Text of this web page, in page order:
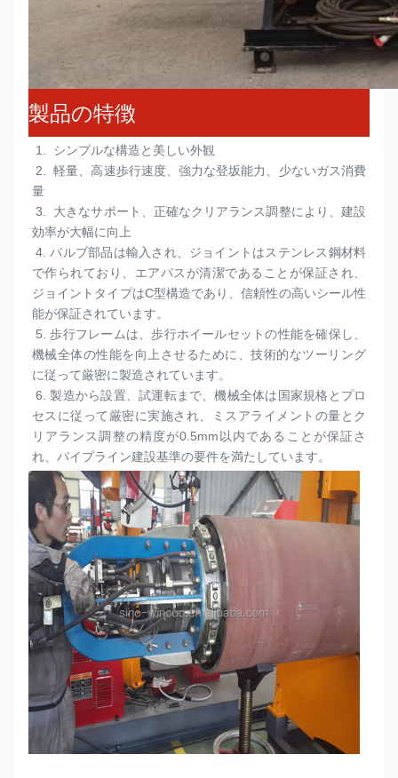
製品の特徴
1. シンプルな構造と美しい外観
2. 軽量、高速歩行速度、強力な登坂能力、少ないガス消費
量
3. 大きなサポート、正確なクリアランス調整により、建設
効率が大幅に向上
4. バルブ部品は輸入され、ジョイントはステンレス鋼材料
で作られており、エアパスが清潔であることが保証され、
ジョイントタイプはC型構造であり、信頼性の高いシール性
能が保証されています。
5. 歩行フレームは、歩行ホイールセットの性能を確保し、
機械全体の性能を向上させるために、技術的なツーリング
に従って厳密に製造されています。
6. 製造から設置、試運転まで、機械全体は国家規格とプロ
セスに従って厳密に実施され、ミスアライメントの量とク
リアランス調整の精度が0.5mm以内であることが保証さ
れ、パイプライン建設基準の要件を満たしています。